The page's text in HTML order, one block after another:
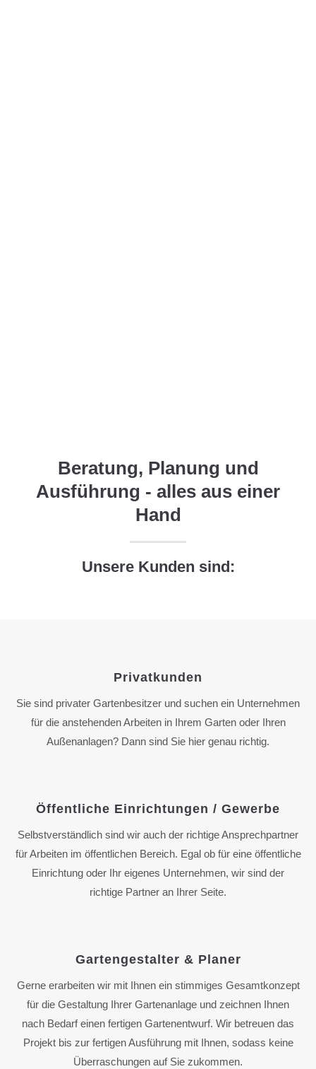
Beratung, Planung und
Ausführung - alles aus einer
Hand
Unsere Kunden sind:
Privatkunden
Sie sind privater Gartenbesitzer und suchen ein Unternehmen
für die anstehenden Arbeiten in Ihrem Garten oder Ihren
Außenanlagen? Dann sind Sie hier genau richtig.
Öffentliche Einrichtungen / Gewerbe
Selbstverständlich sind wir auch der richtige Ansprechpartner
für Arbeiten im öffentlichen Bereich. Egal ob für eine öffentliche
Einrichtung oder Ihr eigenes Unternehmen, wir sind der
richtige Partner an Ihrer Seite.
Gartengestalter & Planer
Gerne erarbeiten wir mit Ihnen ein stimmiges Gesamtkonzept
für die Gestaltung Ihrer Gartenanlage und zeichnen Ihnen
nach Bedarf einen fertigen Gartenentwurf. Wir betreuen das
Projekt bis zur fertigen Ausführung mit Ihnen, sodass keine
Überraschungen auf Sie zukommen.